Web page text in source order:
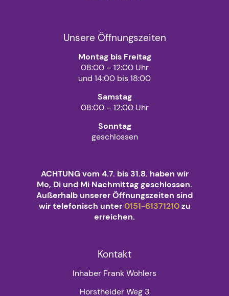
Unsere Öffnungszeiten
Montag bis Freitag
08:00 – 12:00 Uhr
und 14:00 bis 18:00
Samstag
08:00 – 12:00 Uhr
Sonntag
geschlossen
ACHTUNG vom 4.7. bis 31.8. haben wir
Mo, Di und Mi Nachmittag geschlossen.
Außerhalb unserer Öffnungszeiten sind
wir telefonisch unter0151-61371210zu
erreichen.
Kontakt
Inhaber Frank Wohlers
Horstheider Weg 3